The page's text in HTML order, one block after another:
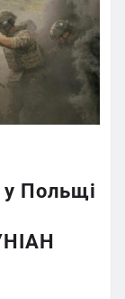
у Польщі